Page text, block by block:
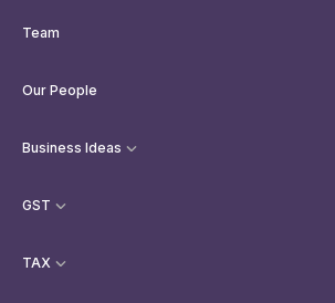
Team
Our People
Business Ideas
GST
TAX